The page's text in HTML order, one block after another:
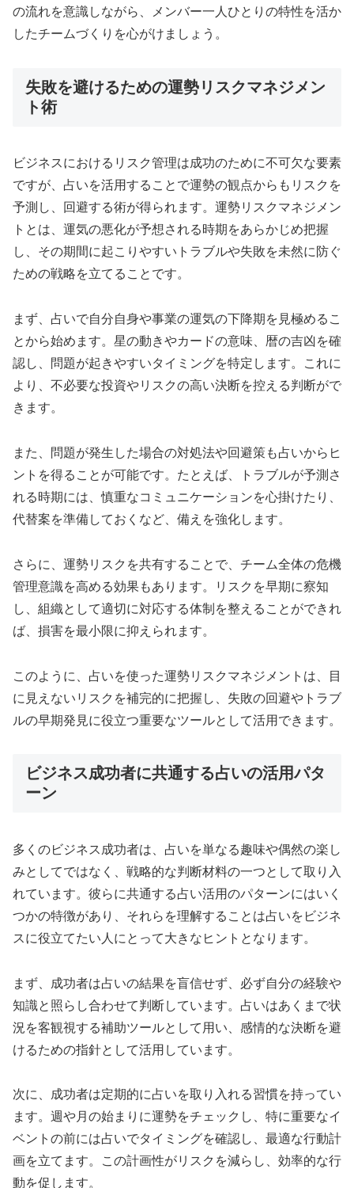
の流れを意識しながら、メンバー一人ひとりの特性を活か
したチームづくりを心がけましょう。
失敗を避けるための運勢リスクマネジメン
ト術
ビジネスにおけるリスク管理は成功のために不可欠な要素
ですが、占いを活用することで運勢の観点からもリスクを
予測し、回避する術が得られます。運勢リスクマネジメン
トとは、運気の悪化が予想される時期をあらかじめ把握
し、その期間に起こりやすいトラブルや失敗を未然に防ぐ
ための戦略を立てることです。
まず、占いで自分自身や事業の運気の下降期を見極めるこ
とから始めます。星の動きやカードの意味、暦の吉凶を確
認し、問題が起きやすいタイミングを特定します。これに
より、不必要な投資やリスクの高い決断を控える判断がで
きます。
また、問題が発生した場合の対処法や回避策も占いからヒ
ントを得ることが可能です。たとえば、トラブルが予測さ
れる時期には、慎重なコミュニケーションを心掛けたり、
代替案を準備しておくなど、備えを強化します。
さらに、運勢リスクを共有することで、チーム全体の危機
管理意識を高める効果もあります。リスクを早期に察知
し、組織として適切に対応する体制を整えることができれ
ば、損害を最小限に抑えられます。
このように、占いを使った運勢リスクマネジメントは、目
に見えないリスクを補完的に把握し、失敗の回避やトラブ
ルの早期発見に役立つ重要なツールとして活用できます。
ビジネス成功者に共通する占いの活用パタ
ーン
多くのビジネス成功者は、占いを単なる趣味や偶然の楽し
みとしてではなく、戦略的な判断材料の一つとして取り入
れています。彼らに共通する占い活用のパターンにはいく
つかの特徴があり、それらを理解することは占いをビジネ
スに役立てたい人にとって大きなヒントとなります。
まず、成功者は占いの結果を盲信せず、必ず自分の経験や
知識と照らし合わせて判断しています。占いはあくまで状
況を客観視する補助ツールとして用い、感情的な決断を避
けるための指針として活用しています。
次に、成功者は定期的に占いを取り入れる習慣を持ってい
ます。週や月の始まりに運勢をチェックし、特に重要なイ
ベントの前には占いでタイミングを確認し、最適な行動計
画を立てます。この計画性がリスクを減らし、効率的な行
動を促します。